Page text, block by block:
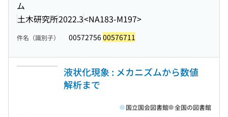
ム
土木研究所2022.3<NA183-M197>
件名（識別子） 0057275600576711
液状化現象 : メカニズムから数値
解析まで
国立国会図書館 全国の図書館